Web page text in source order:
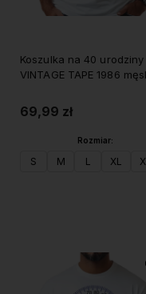
Koszulka na 40 urodziny
VINTAGE TAPE 1986
69,99 zł
Rozmiar:
S M L XL